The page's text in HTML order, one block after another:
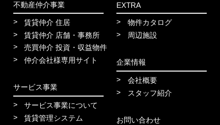
不動産仲介事業
賃貸仲介 住居
賃貸仲介 店舗・事務所
売買仲介 投資・収益物件
仲介会社様専用サイト
サービス事業
サービス事業について
賃貸管理システム
EXTRA
物件カタログ
周辺施設
企業情報
会社概要
スタッフ紹介
お問い合わせ